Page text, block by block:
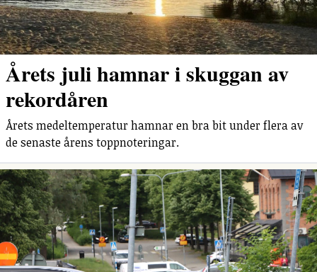
Årets juli hamnar i skuggan av
rekordåren
Årets medeltemperatur hamnar en bra bit under flera av
de senaste årens toppnoteringar.